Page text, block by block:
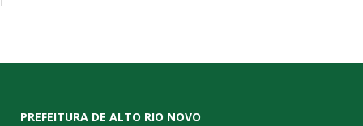
PREFEITURA DE ALTO RIO NOVO